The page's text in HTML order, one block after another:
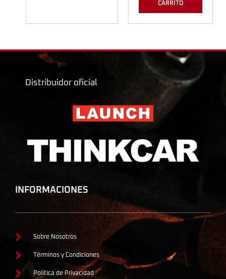
CARRITO
Distribuidor oficial
INFORMACIONES
Sobre Nosotros
Términos y Condiciones
Política de Privacidad